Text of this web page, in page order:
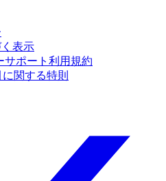
表示
サポート利用規約
関する特則